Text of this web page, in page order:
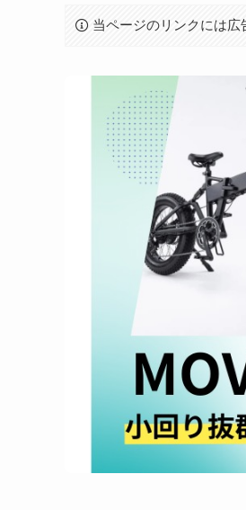
当ページのリンクには広